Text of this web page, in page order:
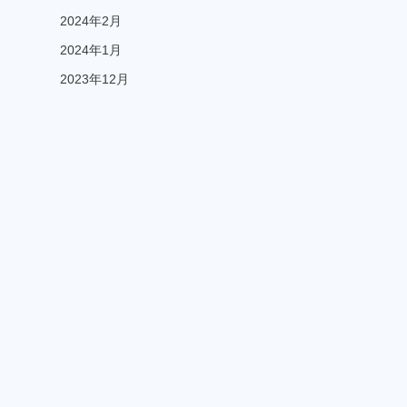
2024年2月
2024年1月
2023年12月